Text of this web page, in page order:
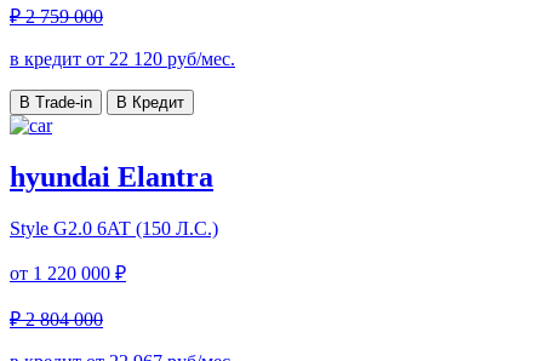
₽ 2 759 000
в кредит от 22 120 руб/мес.
В Trade-in В Кредит
hyundai Elantra
Style G2.0 6AT (150 Л.С.)
от 1 220 000 ₽
₽ 2 804 000